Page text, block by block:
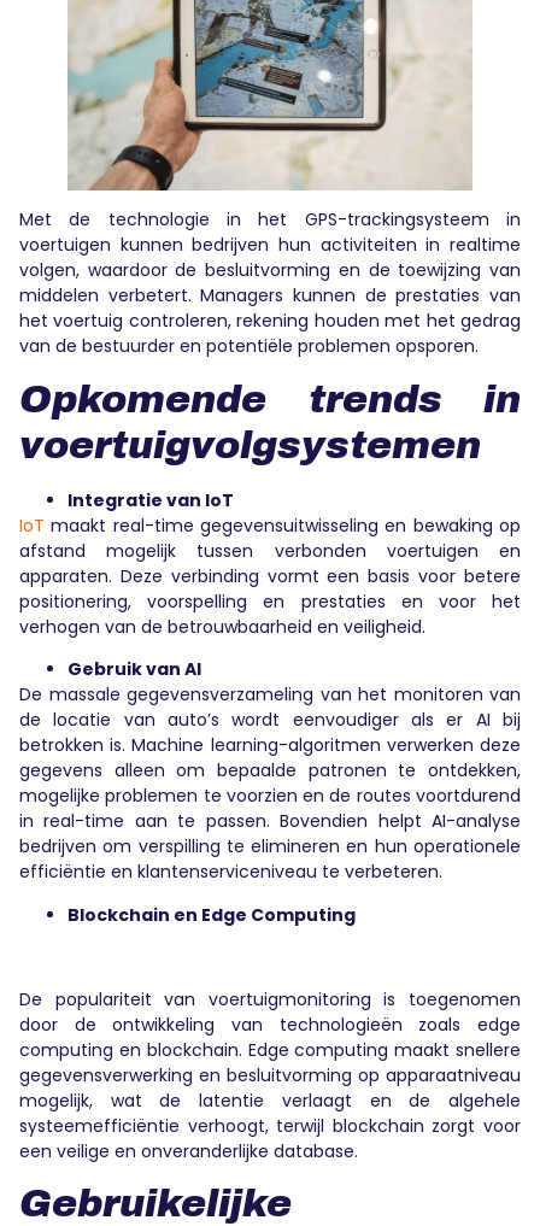
Met de technologie in het GPS-trackingsysteem in
voertuigen kunnen bedrijven hun activiteiten in realtime
volgen, waardoor de besluitvorming en de toewijzing van
middelen verbetert. Managers kunnen de prestaties van
het voertuig controleren, rekening houden met het gedrag
van de bestuurder en potentiële problemen opsporen.
Opkomende trends in
voertuigvolgsystemen
Integratie van IoT
IoT maakt real-time gegevensuitwisseling en bewaking op
afstand mogelijk tussen verbonden voertuigen en
apparaten. Deze verbinding vormt een basis voor betere
positionering, voorspelling en prestaties en voor het
verhogen van de betrouwbaarheid en veiligheid.
Gebruik van AI
De massale gegevensverzameling van het monitoren van
de locatie van auto’s wordt eenvoudiger als er AI bij
betrokken is. Machine learning-algoritmen verwerken deze
gegevens alleen om bepaalde patronen te ontdekken,
mogelijke problemen te voorzien en de routes voortdurend
in real-time aan te passen. Bovendien helpt AI-analyse
bedrijven om verspilling te elimineren en hun operationele
efficiëntie en klantenserviceniveau te verbeteren.
Blockchain en Edge Computing
De populariteit van voertuigmonitoring is toegenomen
door de ontwikkeling van technologieën zoals edge
computing en blockchain. Edge computing maakt snellere
gegevensverwerking en besluitvorming op apparaatniveau
mogelijk, wat de latentie verlaagt en de algehele
systeemefficiëntie verhoogt, terwijl blockchain zorgt voor
een veilige en onveranderlijke database.
Gebruikelijke